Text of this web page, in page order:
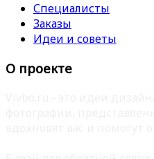
Специалисты
Заказы
Идеи и советы
О проекте